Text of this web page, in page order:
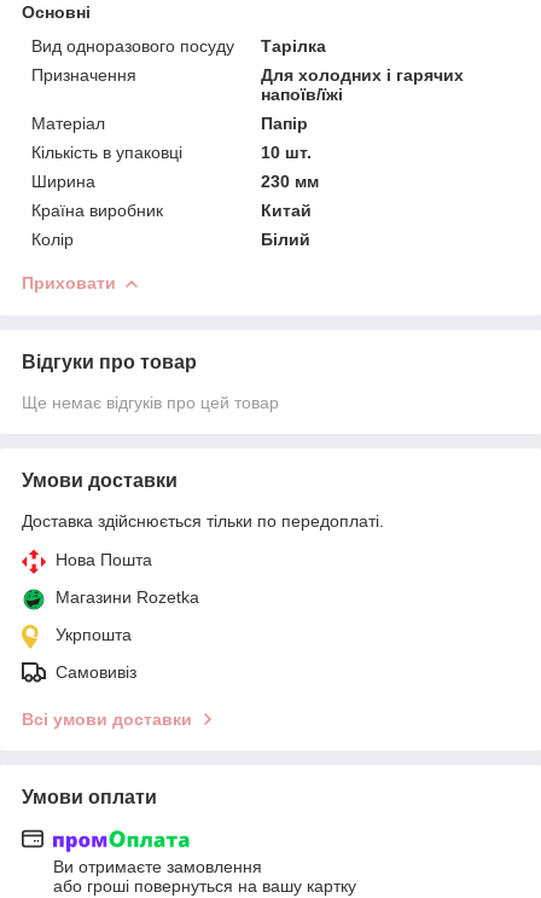
Основні
Вид одноразового посуду
Тарілка
Призначення
Для холодних і гарячих
напоїв/їжі
Матеріал
Папір
Кількість в упаковці
10 шт.
Ширина
230 мм
Країна виробник
Китай
Колір
Білий
Приховати
Відгуки про товар
Ще немає відгуків про цей товар
Умови доставки
Доставка здійснюється тільки по передоплаті.
Нова Пошта
Магазини Rozetka
Укрпошта
Самовивіз
Всі умови доставки
Умови оплати
Ви отримаєте замовлення
або гроші повернуться на вашу картку